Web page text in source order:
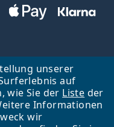
unserer
auf
wie Sie der Liste der
Informationen
wir
Nach oben
und Betreiber des Online-
sind wir für Sie da.